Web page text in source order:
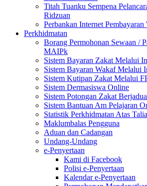
Titah Tuanku Sempena
Ridzuan
Perbankan Internet Pembayaran
Perkhidmatan
Borang Permohonan Sewaan /
MAIPk
Sistem Bayaran Zakat Melalui
Sistem Bayaran Wakaf Melalui
Sistem Kutipan Zakat Melalui
Sistem Dermasiswa Online
Sistem Potongan Zakat
Sistem Bantuan Am Pelajaran
Statistik Perkhidmatan Atas
Maklumbalas Pengguna
Aduan dan Cadangan
Undang-Undang
e-Penyertaan
Kami di Facebook
Polisi e-Penyertaan
Kalendar e-Penyertaan